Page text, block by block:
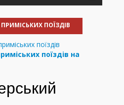
ПОЇЗДІВ
поїздів на